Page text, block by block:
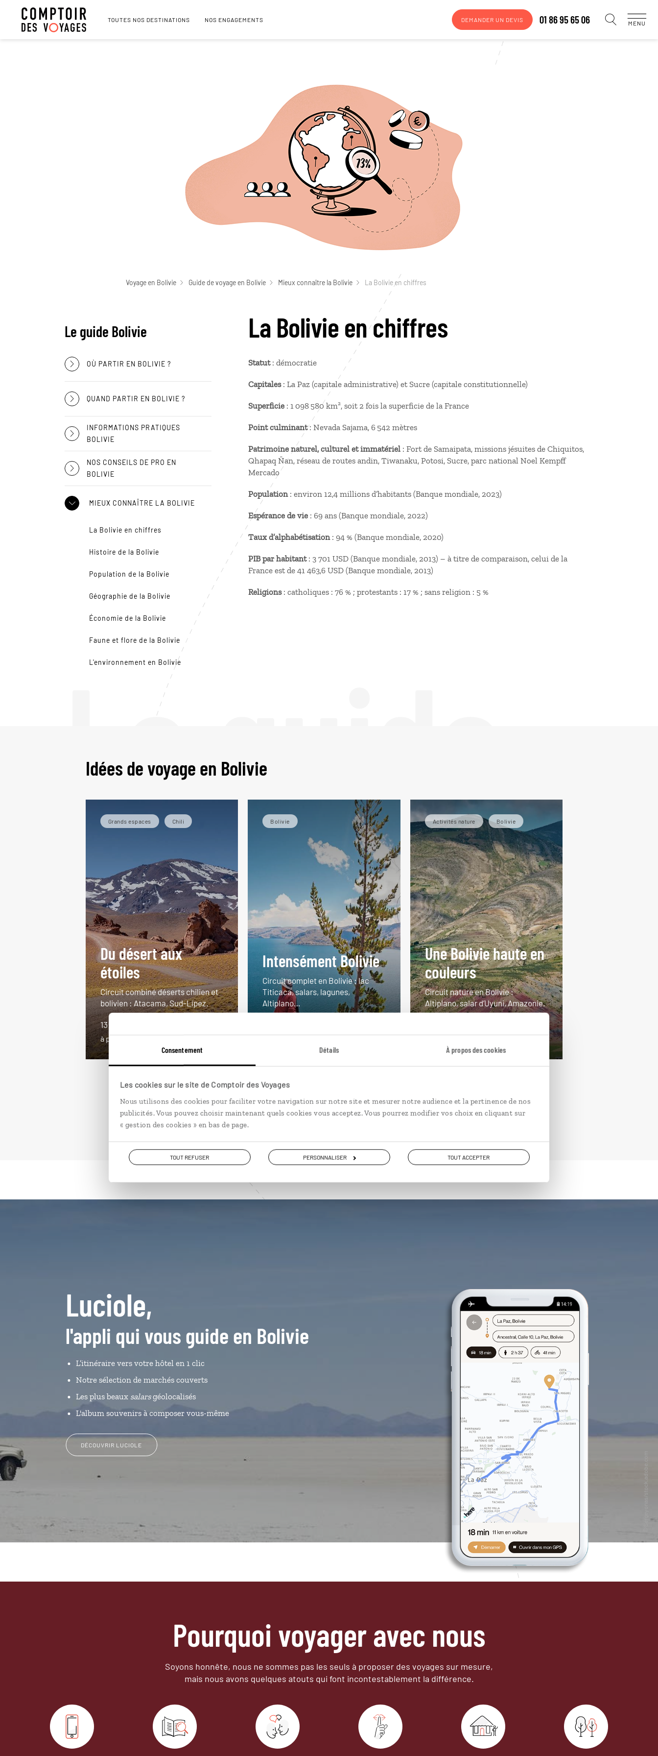
Consentement Détails À propos des cookies
Les cookies sur le site de Comptoir des Voyages
Nous utilisons des cookies pour faciliter votre navigation sur notre site et mesurer notre audience et la pertinence de nos
publicités. Vous pouvez choisir maintenant quels cookies vous acceptez. Vous pourrez modifier vos choix en cliquant sur
« gestion des cookies » en bas de page.
TOUT REFUSER PERSONNALISER TOUT ACCEPTER
TOUTES NOS DESTINATIONS NOS ENGAGEMENTS DEMANDER UN DEVIS 01 86 95 65 06 MENU
Voyage en Bolivie Guide de voyage en Bolivie Mieux connaître la Bolivie La Bolivie en chiffres
Le guide
Le guide Bolivie
OÙ PARTIR EN BOLIVIE ?
QUAND PARTIR EN BOLIVIE ?
INFORMATIONS PRATIQUES
BOLIVIE
NOS CONSEILS DE PRO EN
BOLIVIE
MIEUX CONNAÎTRE LA BOLIVIE
La Bolivie en chiffres
Histoire de la Bolivie
Population de la Bolivie
Géographie de la Bolivie
Économie de la Bolivie
Faune et flore de la Bolivie
L'environnement en Bolivie
La Bolivie en chiffres
Statut : démocratie
Capitales : La Paz (capitale administrative) et Sucre (capitale constitutionnelle)
Superficie : 1 098 580 km², soit 2 fois la superficie de la France
Point culminant: Nevada Sajama, 6 542 mètres
Patrimoine naturel, culturel et immatériel : Fort de Samaipata, missions jésuites de Chiquitos,
Qhapaq Ñan, réseau de routes andin, Tiwanaku, Potosi, Sucre, parc national Noel Kempff
Mercado
Population : environ 12,4 millions d’habitants (Banque mondiale, 2023)
Espérance de vie : 69 ans (Banque mondiale, 2022)
Taux d’alphabétisation: 94 % (Banque mondiale, 2020)
PIB par habitant: 3 701 USD (Banque mondiale, 2013) – à titre de comparaison, celui de la
France est de 41 463,6 USD (Banque mondiale, 2013)
Religions : catholiques : 76 % ; protestants : 17 % ; sans religion : 5 %
Idées de voyage en Bolivie
Grands espaces Chili
Du désert aux
étoiles
Circuit combiné déserts chilien et
bolivien : Atacama, Sud-Lípez.
13 jours / 10 nuits
à partir de 4550€
Bolivie
Intensément Bolivie
Circuit complet en Bolivie : lac
Titicaca, salars, lagunes,
Altiplano…
à partir de 5250€
Activités nature Bolivie
Une Bolivie haute en
couleurs
Circuit nature en Bolivie :
Altiplano, salar d’Uyuni, Amazonie.
à partir de 4800€
VOIR NOS 6 IDÉES DE VOYAGE EN BOLIVIE
Luciole,
l'appli qui vous guide en Bolivie
L’itinéraire vers votre hôtel en 1 clic
Notre sélection de marchés couverts
Les plus beaux salarsgéolocalisés
L'album souvenirs à composer vous-même
DÉCOUVRIR LUCIOLE
Pourquoi voyager avec nous
Soyons honnête, nous ne sommes pas les seuls à proposer des voyages sur mesure,
mais nous avons quelques atouts qui font incontestablement la différence.